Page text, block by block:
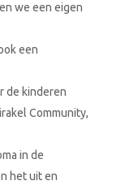
we een eigen
een
de kinderen
Community,
in de
het uit en